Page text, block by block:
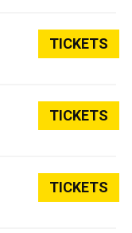
TICKETS
TICKETS
TICKETS